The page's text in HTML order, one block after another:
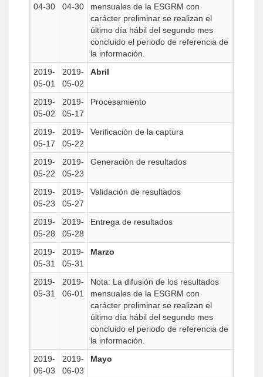
04-30
04-30
mensuales de la ESGRM con
carácter preliminar se realizan el
último día hábil del segundo mes
concluido el periodo de referencia de
la información.
2019-
05-01
2019-
05-02
Abril
2019-
05-02
2019-
05-17
Procesamiento
2019-
05-17
2019-
05-22
Verificación de la captura
2019-
05-22
2019-
05-23
Generación de resultados
2019-
05-23
2019-
05-27
Validación de resultados
2019-
05-28
2019-
05-28
Entrega de resultados
2019-
05-31
2019-
05-31
Marzo
2019-
05-31
2019-
06-01
Nota: La difusión de los resultados
mensuales de la ESGRM con
carácter preliminar se realizan el
último día hábil del segundo mes
concluido el periodo de referencia de
la información.
2019-
06-03
2019-
06-03
Mayo